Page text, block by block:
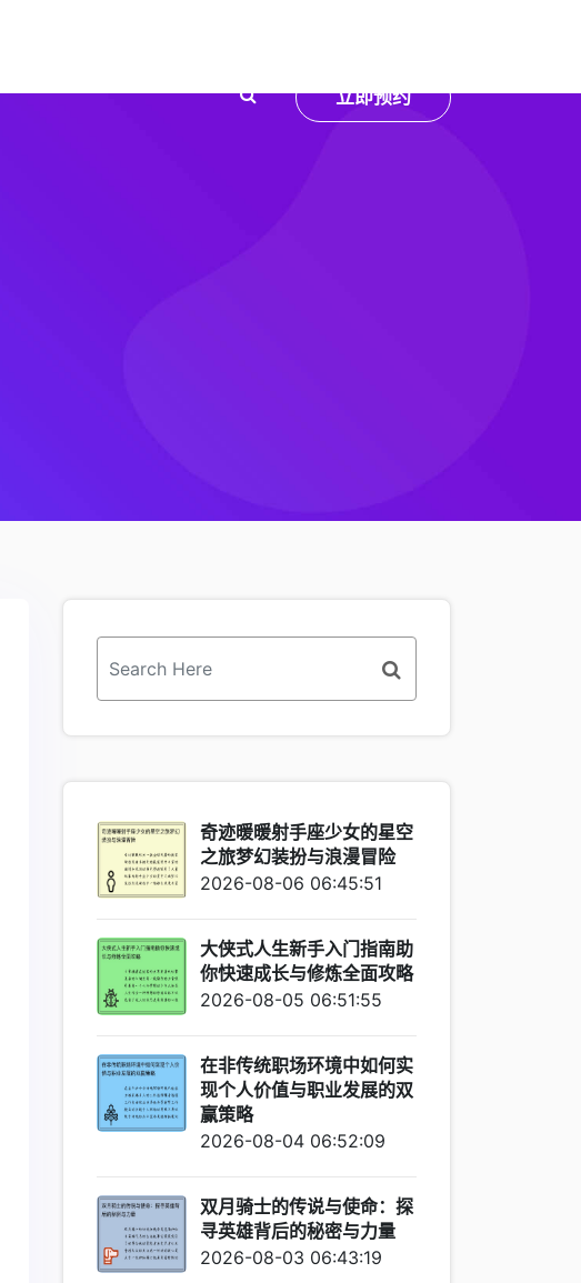
立即预约
奇迹暖暖射手座少女的星空
之旅梦幻装扮与浪漫冒险
2026-08-06 06:45:51
大侠式人生新手入门指南助
你快速成长与修炼全面攻略
2026-08-05 06:51:55
在非传统职场环境中如何实
现个人价值与职业发展的双
赢策略
2026-08-04 06:52:09
双月骑士的传说与使命：探
寻英雄背后的秘密与力量
2026-08-03 06:43:19